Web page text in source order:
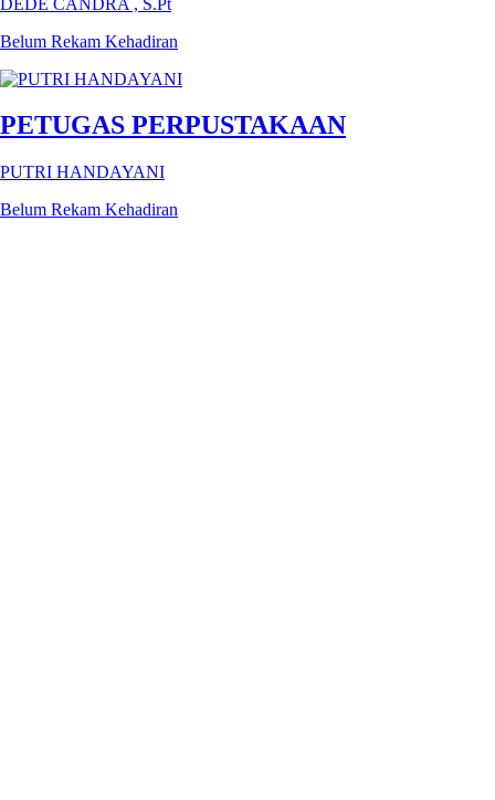
Belum Rekam Kehadiran
PETUGAS PERPUSTAKAAN
PUTRI HANDAYANI
Belum Rekam Kehadiran